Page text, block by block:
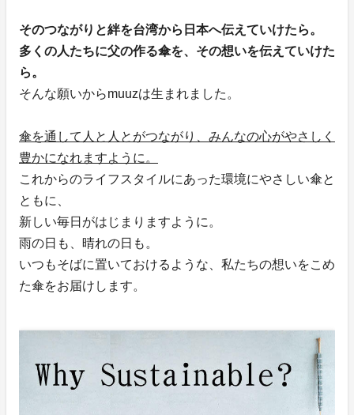
そのつながりと絆を台湾から日本へ伝えていけたら。
多くの人たちに父の作る傘を、その想いを伝えていけた
ら。
そんな願いからmuuzは生まれました。
傘を通して人と人とがつながり、みんなの心がやさしく
豊かになれますように。
これからのライフスタイルにあった環境にやさしい傘と
ともに、
新しい毎日がはじまりますように。
雨の日も、晴れの日も。
いつもそばに置いておけるような、私たちの想いをこめ
た傘をお届けします。